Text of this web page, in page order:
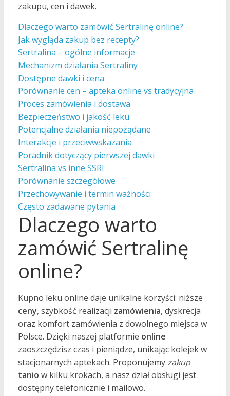
zakupu, cen i dawek.
Dlaczego warto zamówić Sertralinę online?
Jak wygląda zakup bez recepty?
Sertralina – ogólne informacje
Mechanizm działania Sertraliny
Dostępne dawki i cena
Porównanie cen – apteka online vs tradycyjna
Proces zamówienia i dostawa
Bezpieczeństwo i jakość leku
Potencjalne działania niepożądane
Interakcje i przeciwwskazania
Poradnik dotyczący pierwszej dawki
Sertralina vs inne SSRI
Porównanie szczegółowe
Przechowywanie i termin ważności
Często zadawane pytania
Dlaczego warto
zamówić Sertralinę
online?
Kupno leku online daje unikalne korzyści: niższe
ceny, szybkość realizacji zamówienia, dyskrecja
oraz komfort zamówienia z dowolnego miejsca w
Polsce. Dzięki naszej platformie online
zaoszczędzisz czas i pieniądze, unikając kolejek w
stacjonarnych aptekach. Proponujemyzakup
tanio w kilku krokach, a nasz dział obsługi jest
dostępny telefonicznie i mailowo.